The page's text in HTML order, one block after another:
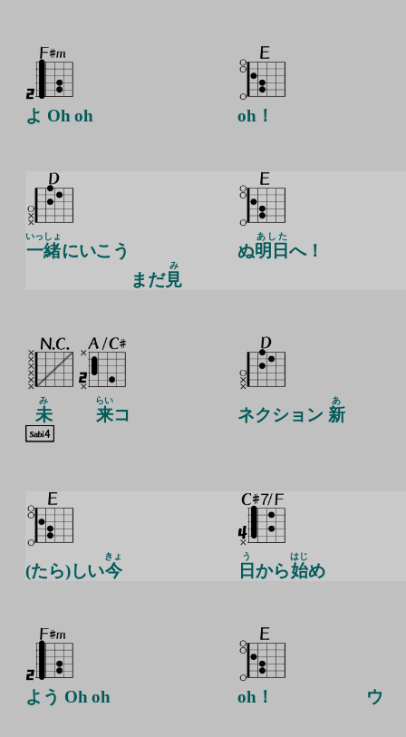
よ Oh oh oh！
一緒
いっしょ
にいこう
まだ見
み
ぬ明日
あした
へ！
未
み
来
らい
コ ネクション 新
あ
(たら)しい今
きょ
日
う
から始
はじ
め
よう Oh oh oh！ ウ